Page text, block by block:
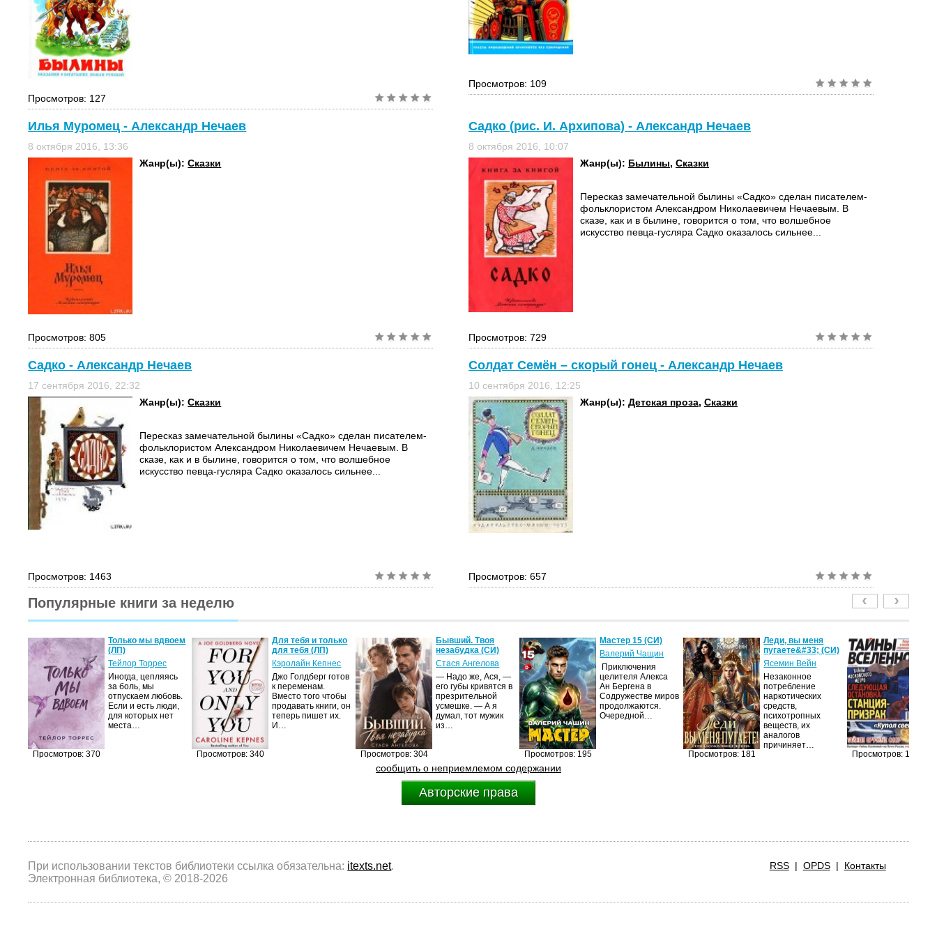
Просмотров: 127
Просмотров: 109
Илья Муромец - Александр Нечаев
8 октября 2016, 13:36
Жанр(ы):Сказки
Просмотров: 805
Садко (рис. И. Архипова) - Александр Нечаев
8 октября 2016, 10:07
Жанр(ы): Былины, Сказки
Пересказ замечательной былины «Садко» сделан писателем-
фольклористом Александром Николаевичем Нечаевым. В
сказе, как и в былине, говорится о том, что волшебное
искусство певца-гусляра Садко оказалось сильнее...
Просмотров: 729
Садко - Александр Нечаев
17 сентября 2016, 22:32
Жанр(ы):Сказки
Пересказ замечательной былины «Садко» сделан писателем-
фольклористом Александром Николаевичем Нечаевым. В
сказе, как и в былине, говорится о том, что волшебное
искусство певца-гусляра Садко оказалось сильнее...
Просмотров: 1463
Солдат Семён – скорый гонец - Александр Нечаев
10 сентября 2016, 12:25
Жанр(ы): Детская проза, Сказки
Просмотров: 657
Популярные книги за неделю
Просмотров: 370
Только мы вдвоем
(ЛП)
Тейлор Торрес
Иногда, цепляясь
за боль, мы
отпускаем любовь.
Если и есть люди,
для которых нет
места…
Просмотров: 340
Для тебя и только
для тебя (ЛП)
Кэролайн Кепнес
Джо Голдберг готов
к переменам.
Вместо того чтобы
продавать книги, он
теперь пишет их.
И…
Просмотров: 304
Бывший. Твоя
незабудка (СИ)
Стася Ангелова
— Надо же, Ася, —
его губы кривятся в
презрительной
усмешке. — А я
думал, тот мужик
из…
Просмотров: 195
Мастер 15 (СИ)
Валерий Чащин
Приключения
целителя Алекса
Ан Бергена в
Содружестве миров
продолжаются.
Очередной…
Просмотров: 181
Леди, вы меня
пугаете&#33; (СИ)
Ясемин Вейн
Незаконное
потребление
наркотических
средств,
психотропных
веществ, их
аналогов
причиняет…
Просмотров: 156
сообщить о неприемлемом содержании
Авторские права
При использовании текстов библиотеки ссылка обязательна: itexts.net.
Электронная библиотека, © 2018-2026
RSS| OPDS| Контакты